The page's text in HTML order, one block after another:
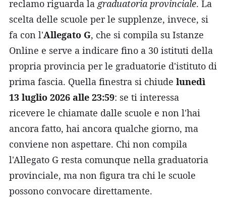
reclamo riguarda la graduatoria provinciale. La
scelta delle scuole per le supplenze, invece, si
fa con l'Allegato G, che si compila su Istanze
Online e serve a indicare fino a 30 istituti della
propria provincia per le graduatorie d'istituto di
prima fascia. Quella finestra si chiude lunedì
13 luglio 2026 alle 23:59: se ti interessa
ricevere le chiamate dalle scuole e non l'hai
ancora fatto, hai ancora qualche giorno, ma
conviene non aspettare. Chi non compila
l'Allegato G resta comunque nella graduatoria
provinciale, ma non figura tra chi le scuole
possono convocare direttamente.